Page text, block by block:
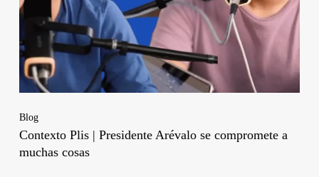
Blog
Contexto Plis | Presidente Arévalo se compromete a
muchas cosas